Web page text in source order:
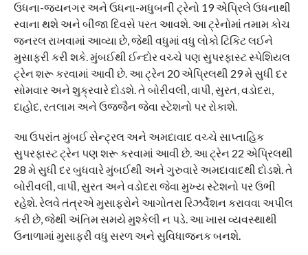
ઉધના-જયનગર અને ઉધના-મધુબની ટ્રેનો 19 એપ્રિલે ઉધનાથી
રવાના થશે અને બીજા દિવસે પરત આવશે. આ ટ્રેનોમાં તમામ કોચ
જનરલ રાખવામાં આવ્યા છે, જેથી વધુમાં વધુ લોકો ટિકિટ લઈને
મુસાફરી કરી શકે. મુંબઈથી ઈન્દોર વચ્ચે પણ સુપરફાસ્ટ સ્પેશિયલ
ટ્રેન શરૂ કરવામાં આવી છે. આ ટ્રેન 20 એપ્રિલથી 29 મે સુધી દર
સોમવાર અને શુક્રવારે દોડશે. તે બોરીવલી, વાપી, સુરત, વડોદરા,
દાહોદ, રતલામ અને ઉજ્જૈન જેવા સ્ટેશનો પર રોકાશે.
આ ઉપરાંત મુંબઈ સેન્ટ્રલ અને અમદાવાદ વચ્ચે સાપ્તાહિક
સુપરફાસ્ટ ટ્રેન પણ શરૂ કરવામાં આવી છે. આ ટ્રેન 22 એપ્રિલથી
28 મે સુધી દર બુધવારે મુંબઈથી અને ગુરુવારે અમદાવાદથી દોડશે. તે
બોરીવલી, વાપી, સુરત અને વડોદરા જેવા મુખ્ય સ્ટેશનો પર ઉભી
રહેશે. રેલવે તંત્રએ મુસાફરોને આગોતરા રિઝર્વેશન કરાવવા અપીલ
કરી છે, જેથી અંતિમ સમયે મુશ્કેલી ન પડે. આ ખાસ વ્યવસ્થાથી
ઉનાળામાં મુસાફરી વધુ સરળ અને સુવિધાજનક બનશે.